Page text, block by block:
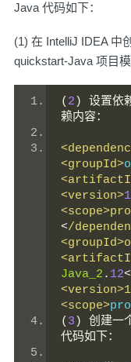
Java 代码如下：
(1) 在 IntelliJ IDEA 中
quickstart-Java 项目
( 2 ) 设置依
赖内容：
<groupId>
<version>
</
Java_2 . 12<
<scope>
( 3 ) 创建一
代码如下：